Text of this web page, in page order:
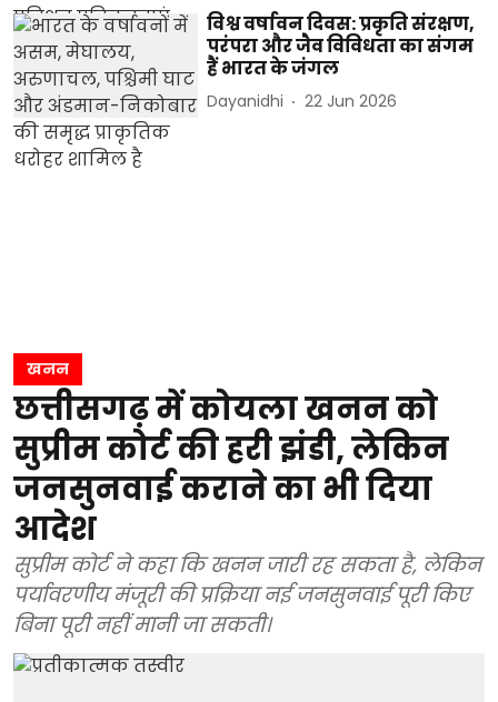
विश्व वर्षावन दिवस: प्रकृति संरक्षण,
परंपरा और जैव विविधता का संगम
हैं भारत के जंगल
Dayanidhi 22 Jun 2026
खनन
छत्तीसगढ़ में कोयला खनन को
सुप्रीम कोर्ट की हरी झंडी, लेकिन
जनसुनवाई कराने का भी दिया
आदेश
सुप्रीम कोर्ट ने कहा कि खनन जारी रह सकता है, लेकिन
पर्यावरणीय मंजूरी की प्रक्रिया नई जनसुनवाई पूरी किए
बिना पूरी नहीं मानी जा सकती।